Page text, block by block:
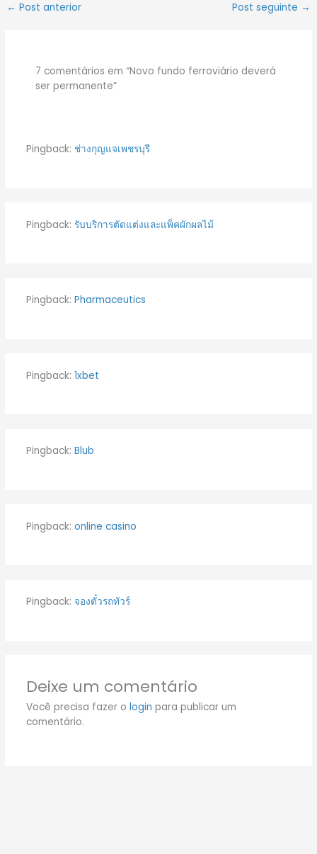
← Post anterior Post seguinte →
7 comentários em “Novo fundo ferroviário deverá
ser permanente”
Pingback: ช่างกุญแจเพชรบุรี
Pingback: รับบริการตัดแต่งและแพ็คผักผลไม้
Pingback: Pharmaceutics
Pingback: 1xbet
Pingback: Blub
Pingback: online casino
Pingback: จองตั๋วรถทัวร์
Deixe um comentário
Você precisa fazer o login para publicar um
comentário.